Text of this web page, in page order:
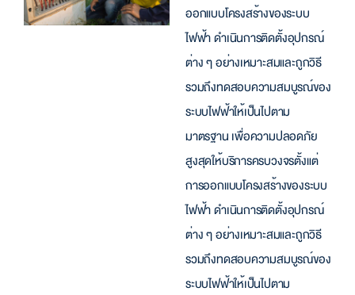
ออกแบบโครงสร้างของระบบ
ไฟฟ้า ดำเนินการติดตั้งอุปกรณ์
ต่าง ๆ อย่างเหมาะสมและถูกวิธี
รวมถึงทดสอบความสมบูรณ์ของ
ระบบไฟฟ้าให้เป็นไปตาม
มาตรฐาน เพื่อความปลอดภัย
สูงสุดให้บริการครบวงจรตั้งแต่
การออกแบบโครงสร้างของระบบ
ไฟฟ้า ดำเนินการติดตั้งอุปกรณ์
ต่าง ๆ อย่างเหมาะสมและถูกวิธี
รวมถึงทดสอบความสมบูรณ์ของ
ระบบไฟฟ้าให้เป็นไปตาม